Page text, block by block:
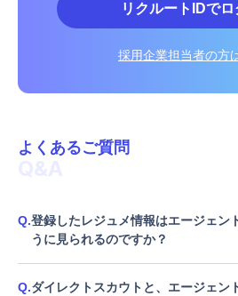
リクルートIDで
採用企業担当者の方
よくあるご質問
Q.登録したレジュメ情報はエージェン
うに見られるのですか？
Q.ダイレクトスカウトと、エージェン